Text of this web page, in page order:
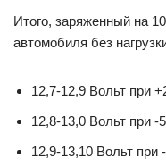
Итого, заряженный на
автомобиля без
12,7-12,9 Вольт при
12,8-13,0 Вольт при -
12,9-13,10 Вольт при